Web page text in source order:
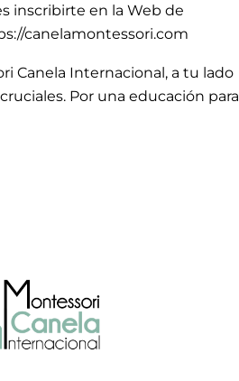
inscribirte en la Web de
canelamontessori.com
Canela Internacional, a tu lado
Por una educación para